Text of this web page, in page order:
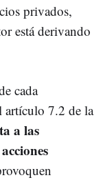
privados,
está derivando
cada
artículo 7.2 de la
a las